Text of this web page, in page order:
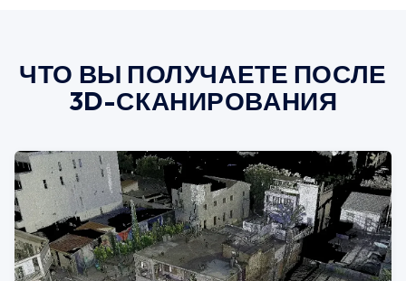
ЧТО ВЫ ПОЛУЧАЕТЕ ПОСЛЕ
3D-СКАНИРОВАНИЯ